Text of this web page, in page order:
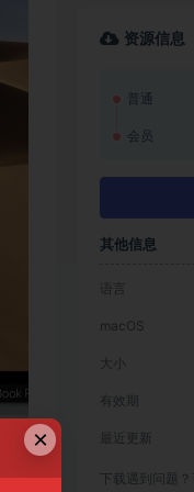
资源信息
普通
会员
其他信息
语言
macOS
大小
有效期
最近更新
下载遇到问题
×